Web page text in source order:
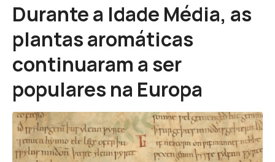
Durante a Idade Média, as
plantas aromáticas
continuaram a ser
populares na Europa